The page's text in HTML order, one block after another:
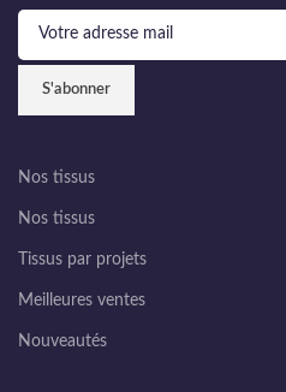
Nos tissus
Nos tissus
Tissus par projets
Meilleures ventes
Nouveautés